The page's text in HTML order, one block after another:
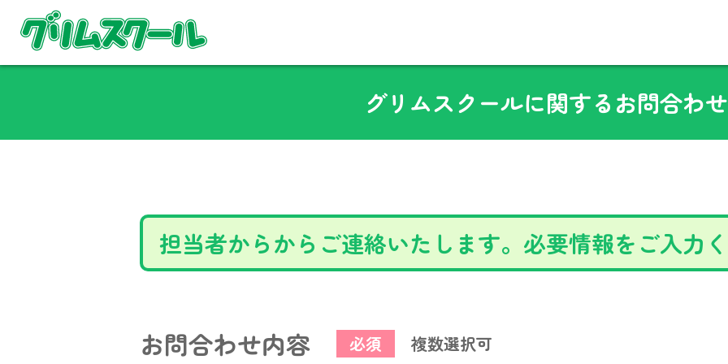
グリムスクールに関するお問合わせ
担当者からからご連絡いたします。必要情報をご入力
お問合わせ内容 必須 複数選択可